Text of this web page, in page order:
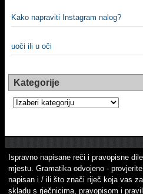
Kako napraviti Instagram nalog?
uoči ili u oči
Kategorije
Kategorije
Ispravno napisane reči i pravopisne
mjestu. Gramatika odvojeno -
napisan i / ili što znači riječ koja vas
skladu s rječnicima, pravopisom i